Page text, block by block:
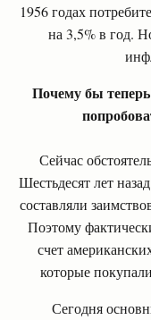
1956 годах
на 3,5% в год.
Почему бы
Сейчас
Шестьдесят лет
составляли
Поэтому
счет
которые
Сегодня